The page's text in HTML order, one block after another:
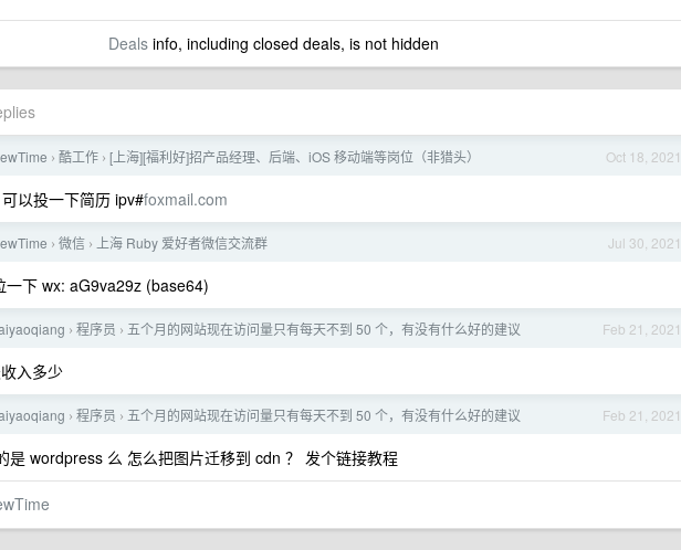
Dealsinfo, including closed deals, is not hidden
Oct 18, 2021
› 酷工作 › [上海][福利好]招产品经理、后端、iOS 移动端等岗位（非猎头）
以投一下简历 ipv#foxmail.com
Jul 30, 2021
› 微信 › 上海 Ruby 爱好者微信交流群
一下 wx: aG9va29z (base64)
Feb 21, 2021
› 程序员 › 五个月的网站现在访问量只有每天不到 50 个，有没有什么好的建议
入多少
Feb 21, 2021
› 程序员 › 五个月的网站现在访问量只有每天不到 50 个，有没有什么好的建议
是 wordpress 么 怎么把图片迁移到 cdn ？ 发个链接教程